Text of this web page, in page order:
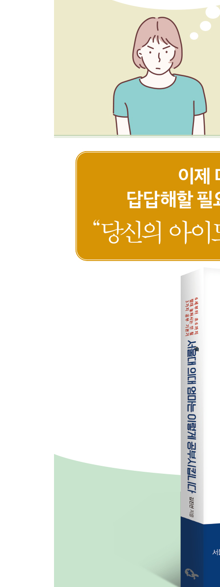
· 공부는 하는 것만큼 쉬는 것도 중요하다
· 부모는 ‘워라밸’, 아이는 ‘스라밸’
Part 3 6세부터 초6까지 서울대 의대 엄마표 연령
미취학 6~7세, 공부의 시작을 준비하는 시기
· 미취학 6~7세 시기의 공부 목표
· 국어 공부 방법_ 한글 떼기부터 어휘력 향상까지
· 수학 공부 방법_ 수 개념부터 세기까지
초등 1~2학년, 문해력과 연산력을 다지는 시기
· 문해력 키우기_ 아이가 줄글책을 읽지 않으려고
· 연산력 키우기_ 아이가 연산 연습을 지루해한다면
초등 3~4학년, 성취의 경험을 쌓는 시기
· 초등 3~4학년 시기의 공부 목표
· 국어 시험 대비법_ 지문 속에 답이 있다
· 수학 시험 대비법_ 문제집으로 시작해 교과서로
초등 5~6학년, 공부 독립을 준비하는 시기
Part 4 중고등에서 시험을 잘 보기 위해 꼭 알아야
· 상위 0.1%의 진짜 비결, ‘반복, 반복, 또 반복’
· 고득점을 부르는 시험 리허설과 셀프 모의고사
에필로그 ‘공부’에 대한 부모의 정성이 아이에게 닿